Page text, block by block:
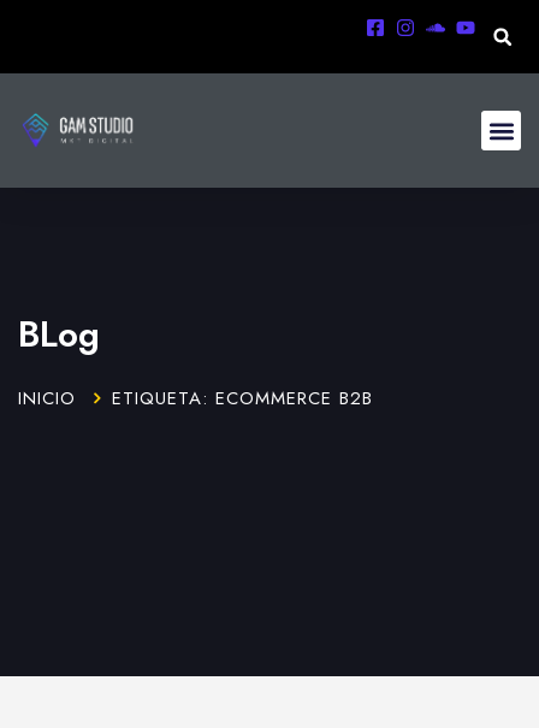
BLog
INICIO ETIQUETA: ECOMMERCE B2B